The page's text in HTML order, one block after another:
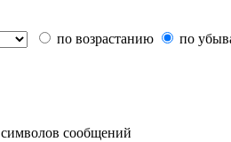
по возрастанию
по
символов сообщений